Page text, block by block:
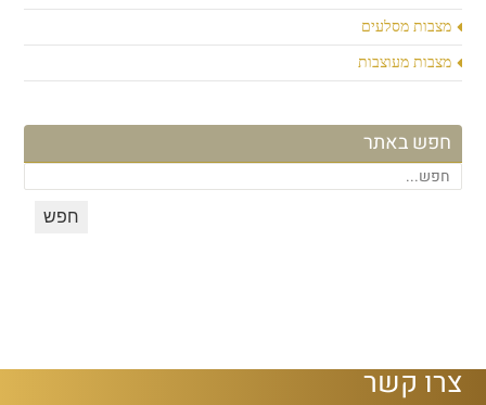
מצבות מסלעים
מצבות מעוצבות
חפש באתר
צרו קשר